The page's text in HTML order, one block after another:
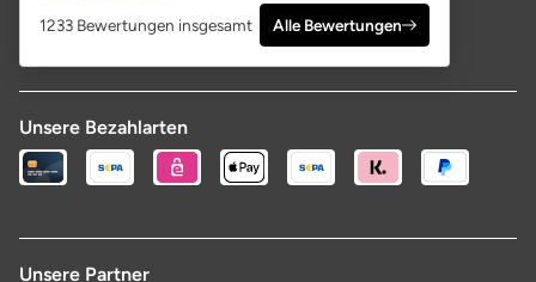
1233 Bewertungen insgesamt Alle Bewertungen
Unsere Bezahlarten
Unsere Partner